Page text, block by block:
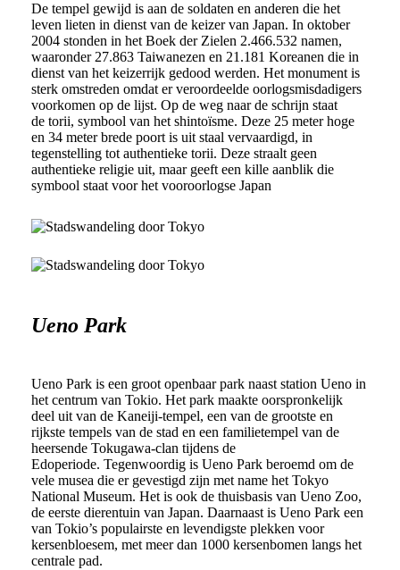
De tempel gewijd is aan de soldaten en anderen die het
leven lieten in dienst van de keizer van Japan. In oktober
2004 stonden in het Boek der Zielen 2.466.532 namen,
waaronder 27.863 Taiwanezen en 21.181 Koreanen die in
dienst van het keizerrijk gedood werden. Het monument is
sterk omstreden omdat er veroordeelde oorlogsmisdadigers
voorkomen op de lijst. Op de weg naar de schrijn staat
de torii, symbool van het shintoïsme. Deze 25 meter hoge
en 34 meter brede poort is uit staal vervaardigd, in
tegenstelling tot authentieke torii. Deze straalt geen
authentieke religie uit, maar geeft een kille aanblik die
symbool staat voor het vooroorlogse Japan
Ueno Park
Ueno Park is een groot openbaar park naast station Ueno in
het centrum van Tokio. Het park maakte oorspronkelijk
deel uit van de Kaneiji-tempel, een van de grootste en
rijkste tempels van de stad en een familietempel van de
heersende Tokugawa-clan tijdens de
Edoperiode. Tegenwoordig is Ueno Park beroemd om de
vele musea die er gevestigd zijn met name het Tokyo
National Museum. Het is ook de thuisbasis van Ueno Zoo,
de eerste dierentuin van Japan. Daarnaast is Ueno Park een
van Tokio’s populairste en levendigste plekken voor
kersenbloesem, met meer dan 1000 kersenbomen langs het
centrale pad.